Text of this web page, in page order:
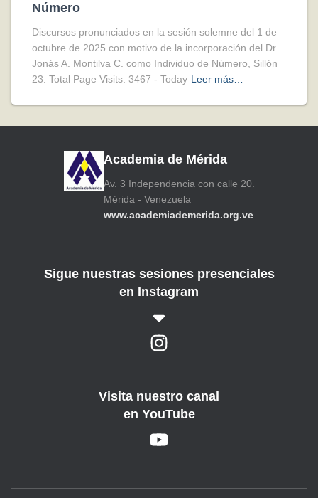
Número
Discursos pronunciados en la sesión solemne del 1 de
octubre de 2025 con motivo de la incorporación del Dr.
Jonás A. Montilva C. como Individuo de Número, Sillón
23. Total Page Visits: 3467 - Today Leer más…
Academia de Mérida
Av. 3 Independencia con calle 20.
Mérida - Venezuela
www.academiademerida.org.ve
Sigue nuestras sesiones presenciales
en Instagram
Visita nuestro canal
en YouTube